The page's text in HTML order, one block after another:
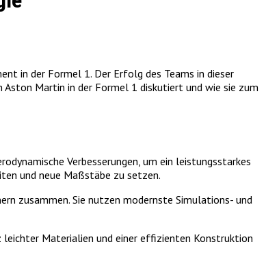
in der Formel 1. Der Erfolg des Teams in dieser
Martin in der Formel 1 diskutiert und wie sie zum
Verbesserungen, um ein leistungsstarkes
und neue Maßstäbe zu setzen.
zusammen. Sie nutzen modernste Simulations- und
leichter Materialien und einer effizienten Konstruktion